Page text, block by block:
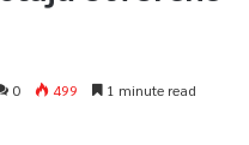
0 499 1 minute read